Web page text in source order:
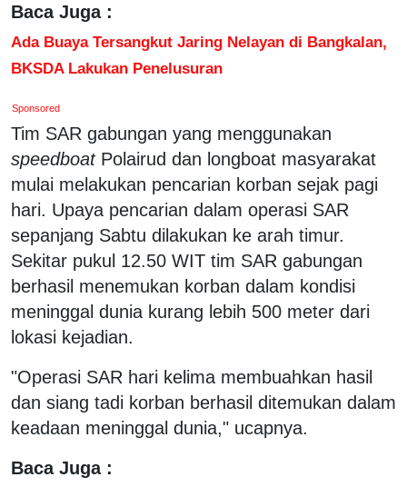
Baca Juga :
Ada Buaya Tersangkut Jaring Nelayan di Bangkalan,
BKSDA Lakukan Penelusuran
Sponsored
Tim SAR gabungan yang menggunakan
speedboatPolairud dan longboat masyarakat
mulai melakukan pencarian korban sejak pagi
hari. Upaya pencarian dalam operasi SAR
sepanjang Sabtu dilakukan ke arah timur.
Sekitar pukul 12.50 WIT tim SAR gabungan
berhasil menemukan korban dalam kondisi
meninggal dunia kurang lebih 500 meter dari
lokasi kejadian.
"Operasi SAR hari kelima membuahkan hasil
dan siang tadi korban berhasil ditemukan dalam
keadaan meninggal dunia," ucapnya.
Baca Juga :